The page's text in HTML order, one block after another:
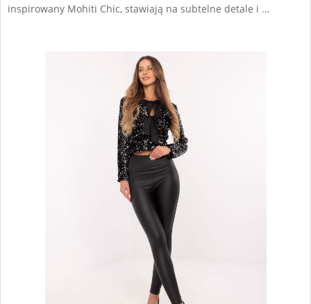
inspirowany Mohiti Chic, stawiają na subtelne detale i …